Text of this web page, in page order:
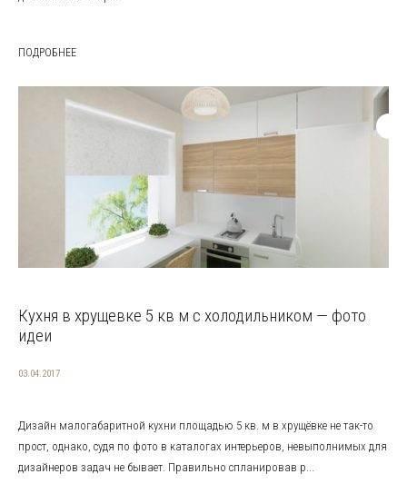
ПОДРОБНЕЕ
Кухня в хрущевке 5 кв м с холодильником — фото
идеи
03.04.2017
Дизайн малогабаритной кухни площадью 5 кв. м в хрущёвке не так-то
прост, однако, судя по фото в каталогах интерьеров, невыполнимых для
дизайнеров задач не бывает. Правильно спланировав р...